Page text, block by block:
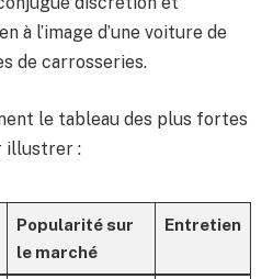
à l’image d’une voiture de
de carrosseries.
le tableau des plus fortes
illustrer :
Popularité sur
le marché
Entretien